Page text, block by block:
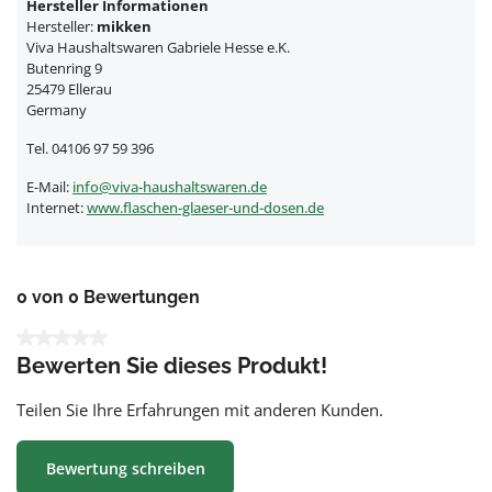
Hersteller Informationen
Hersteller: mikken
Viva Haushaltswaren Gabriele Hesse e.K.
Butenring 9
25479 Ellerau
Germany
Tel. 04106 97 59 396
E-Mail: info@viva-haushaltswaren.de
Internet:www.flaschen-glaeser-und-dosen.de
0 von 0 Bewertungen
Bewerten Sie dieses Produkt!
Teilen Sie Ihre Erfahrungen mit anderen Kunden.
Bewertung schreiben